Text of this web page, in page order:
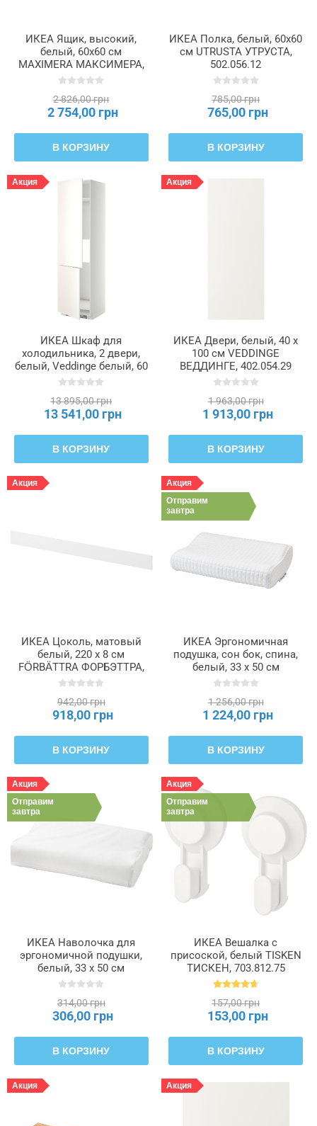
ИКЕА Ящик, высокий,
белый, 60x60 см
MAXIMERA МАКСИМЕРА,
902.046.39
2 826,00 грн
2 754,00 грн
В КОРЗИНУ
ИКЕА Полка, белый, 60x60
см UTRUSTA УТРУСТА,
502.056.12
785,00 грн
765,00 грн
В КОРЗИНУ
Акция
ИКЕА Шкаф для
холодильника, 2 двери,
белый, Veddinge белый, 60
x 60 x 220 см METOD
13 895,00 грн
13 541,00 грн
В КОРЗИНУ
Акция
ИКЕА Двери, белый, 40 x
100 см VEDDINGE
ВЕДДИНГЕ, 402.054.29
1 963,00 грн
1 913,00 грн
В КОРЗИНУ
Акция
ИКЕА Цоколь, матовый
белый, 220 x 8 см
FÖRBÄTTRA ФОРБЭТТРА,
504.176.66
942,00 грн
918,00 грн
В КОРЗИНУ
Акция
Отправим
завтра
ИКЕА Эргономичная
подушка, сон бок, спина,
белый, 33 x 50 см
ROSENSKÄRM
1 256,00 грн
1 224,00 грн
В КОРЗИНУ
Акция
Отправим
завтра
ИКЕА Наволочка для
эргономичной подушки,
белый, 33 x 50 см
ROSENSKÄRM
314,00 грн
306,00 грн
В КОРЗИНУ
Акция
Отправим
завтра
ИКЕА Вешалка с
присоской, белый TISKEN
ТИСКЕН, 703.812.75
157,00 грн
153,00 грн
В КОРЗИНУ
Акция Акция